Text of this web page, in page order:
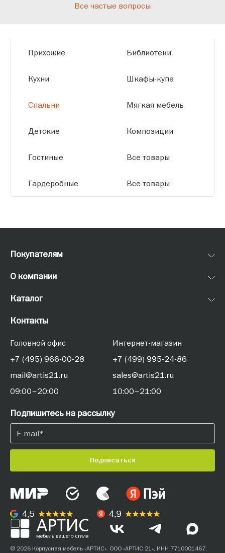
высокотехнологичному оборудованию
размерам.
Все частые вопросы
Прихожие
Кухни
Спальни
Детские
Гостиные
Гардеробные
Библиотеки
Шкафы-купе
Мягкая мебель
Композиции
Все товары
Все товары
Покупателям
О компании
Каталог
Контакты
Головной офис
+7 (495) 966-00-28
mail@artis21.ru
09:00–20:00
Интернет-магазин
+7 (499) 995-24-86
sales@artis21.ru
10:00–21:00
Подпишитесь на рассылку
Подписаться
© 2026 Корпусная мебель «АРТИС». ООО «АРТИС 21», ИНН 7710001467,